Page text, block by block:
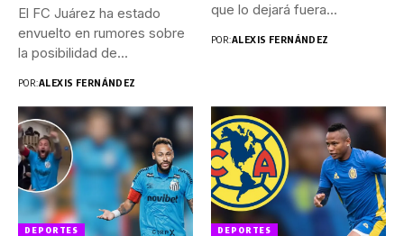
El FC Juárez ha estado
envuelto en rumores sobre
la posibilidad de...
POR:ALEXIS FERNÁNDEZ
que lo dejará fuera...
POR:ALEXIS FERNÁNDEZ
DEPORTES DEPORTES